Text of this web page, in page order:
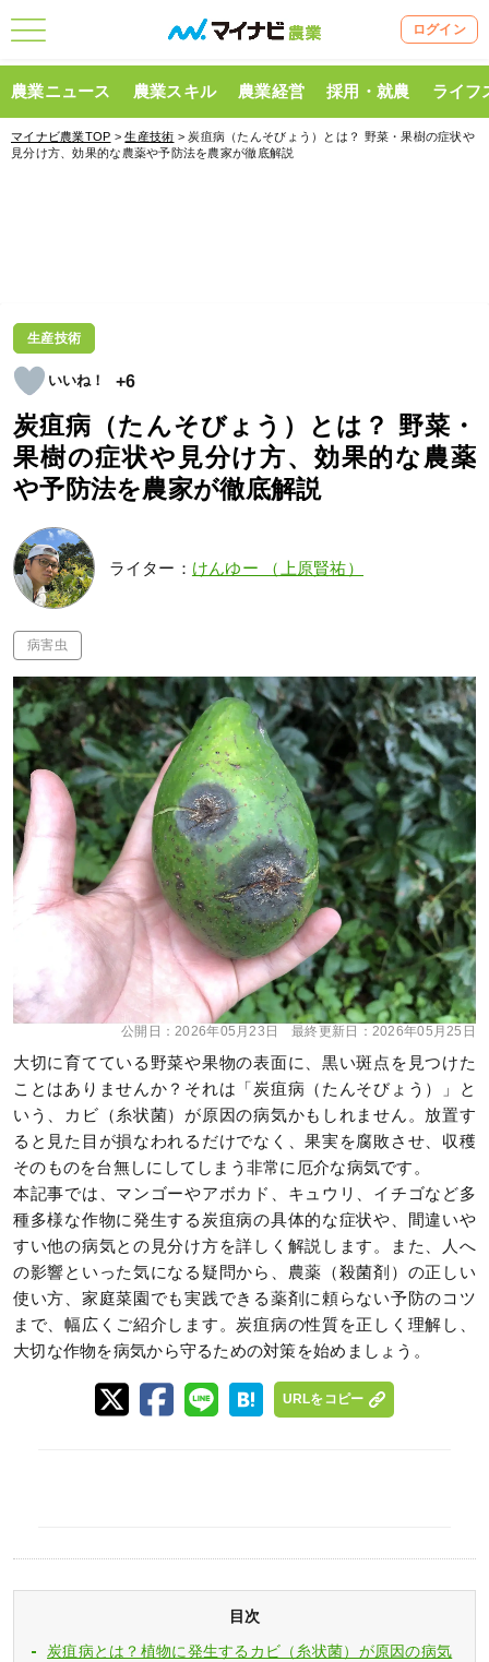
ログイン
農業ニュース 農業スキル 農業経営 採用・就農 ライフ
マイナビ農業TOP >生産技術 > 炭疽病（たんそびょう）とは？ 野菜・果樹の症状や
見分け方、効果的な農薬や予防法を農家が徹底解説
生産技術
+6
炭疽病（たんそびょう）とは？ 野菜・
果樹の症状や見分け方、効果的な農薬
や予防法を農家が徹底解説
ライター： けんゆー （上原賢祐）
病害虫
公開日：2026年05月23日 最終更新日： 2026年05月25日
大切に育てている野菜や果物の表面に、黒い斑点を見つけた
ことはありませんか？それは「炭疽病（たんそびょう）」と
いう、カビ（糸状菌）が原因の病気かもしれません。放置す
ると見た目が損なわれるだけでなく、果実を腐敗させ、収穫
そのものを台無しにしてしまう非常に厄介な病気です。
本記事では、マンゴーやアボカド、キュウリ、イチゴなど多
種多様な作物に発生する炭疽病の具体的な症状や、間違いや
すい他の病気との見分け方を詳しく解説します。また、人へ
の影響といった気になる疑問から、農薬（殺菌剤）の正しい
使い方、家庭菜園でも実践できる薬剤に頼らない予防のコツ
まで、幅広くご紹介します。炭疽病の性質を正しく理解し、
大切な作物を病気から守るための対策を始めましょう。
URLをコピー
目次
炭疽病とは？植物に発生するカビ（糸状菌）が原因の病気